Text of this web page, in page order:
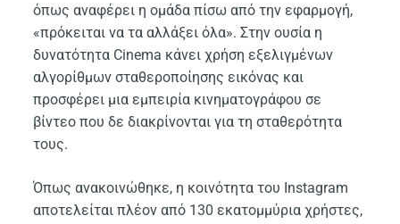
όπως αναφέρει η ομάδα πίσω από την εφαρμογή,
«πρόκειται να τα αλλάξει όλα». Στην ουσία η
δυνατότητα Cinema κάνει χρήση εξελιγμένων
αλγορίθμων σταθεροποίησης εικόνας και
προσφέρει μια εμπειρία κινηματογράφου σε
βίντεο που δε διακρίνονται για τη σταθερότητα
τους.
Όπως ανακοινώθηκε, η κοινότητα του Instagram
αποτελείται πλέον από 130 εκατομμύρια χρήστες,